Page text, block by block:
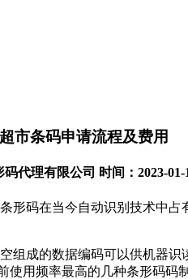
市条码申请流程及费用
代理有限公司 时间：2023-01-
码在当今自动识别技术中
成的数据编码可以供机器
用频率最高的几种条形码码